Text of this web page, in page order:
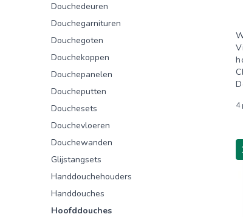
Douchedeuren
Douchegarnituren
Douchegoten
Douchekoppen
Douchepanelen
Doucheputten
Douchesets
Douchevloeren
Douchewanden
Glijstangsets
Handdouchehouders
Handdouches
Hoofddouches
4